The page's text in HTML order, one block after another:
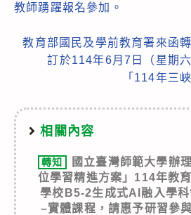
教師踴躍報名參加。
教育部國民及學前教育署來函
訂於114年6月7日（星期
「114年三
相關內容
轉知
國立臺灣師範大學辦
位學習精進方案」114年教
學校B5-2生成式AI融入學
–實體課程，請惠予研習參